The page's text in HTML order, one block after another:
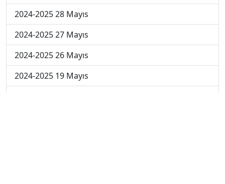
2024-2025 28 Mayıs
2024-2025 27 Mayıs
2024-2025 26 Mayıs
2024-2025 19 Mayıs